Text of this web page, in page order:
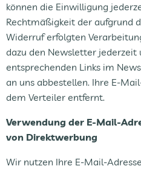
können die Einwilligung
Rechtmäßigkeit der aufgrund
Widerruf erfolgten
dazu den Newsletter jederzeit
entsprechenden Links im
an uns abbestellen. Ihre E-
dem Verteiler entfernt.
Verwendung der E-Mail-
von Direktwerbung
Wir nutzen Ihre E-Mail-